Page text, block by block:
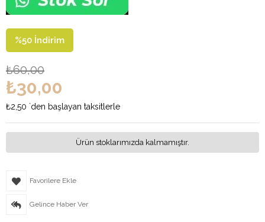
%50 İndirim
₺60,00
₺30,00
₺2,50 `den başlayan taksitlerle
Ürün stoklarımızda kalmamıştır.
Favorilere Ekle
Gelince Haber Ver